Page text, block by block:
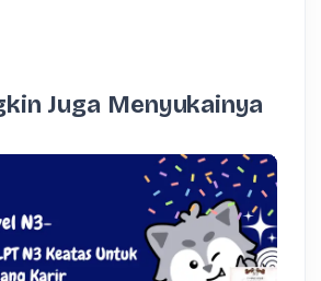
Juga Menyukainya